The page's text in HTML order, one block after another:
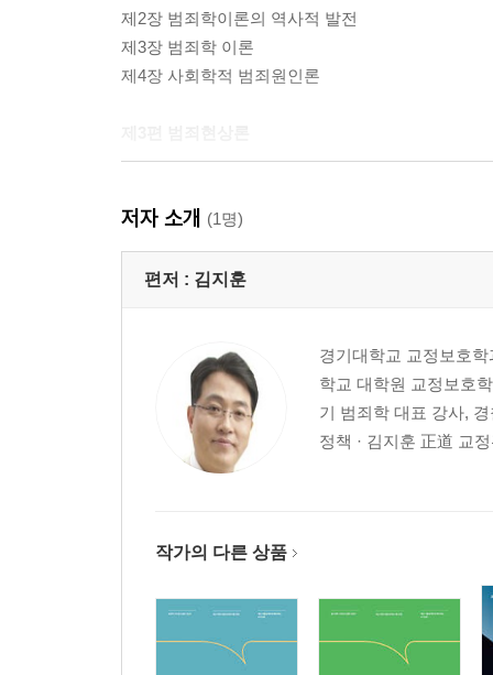
제2장 범죄학이론의 역사적 발전
제3장 범죄학 이론
제4장 사회학적 범죄원인론
제2장 환경인자와 관련된 범죄
제4편 범죄피해자론
제2장 범죄피해자보상제도
제5편 형벌과 보안처분론
제1장 양형의 합리화와 판결 전 조사제
제4장 현행법상 보안처분제도
제6편 범죄예방과 범죄예측
저자 소개 (1명)
편저 : 김지훈
경기대학교 교정보호
학교 대학원 교정보호
기 범죄학 대표 강사,
정책 · 김지훈 正道 교
작가의 다른 상품